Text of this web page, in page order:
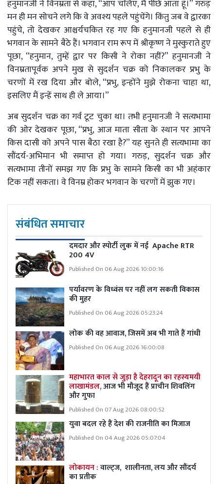
हनुमानजी ने विनम्रता से कहा, “आप चलिए, मैं पीछे आता हूं।” गरुड़
मन ही मन सोचने लगे कि वे अवश्य पहले पहुंचेंगे। किंतु जब वे द्वारका
पहुंचे, तो देखकर आश्चर्यचकित रह गए कि हनुमानजी पहले से ही
भगवान के सामने बैठे हैं। भगवान राम रूप में श्रीकृष्ण ने मुस्कुराते हुए
पूछा, “हनुमान, तुम्हें द्वार पर किसी ने रोका नहीं?” हनुमानजी ने
विनम्रतापूर्वक अपने मुख से सुदर्शन चक्र को निकालकर प्रभु के
चरणों में रख दिया और बोले, “प्रभु, इन्होंने मुझे रोकना चाहा था,
इसलिए मैं इन्हें साथ ही ले आया।”
अब सुदर्शन चक्र का गर्व टूट चुका था। तभी हनुमानजी ने सत्यभामा
की ओर देखकर पूछा, “प्रभु, आज माता सीता के स्थान पर आपने
किस दासी को अपने पास बैठा रखा है?” यह सुनते ही सत्यभामा का
सौंदर्य-अभिमान भी समाप्त हो गया। गरुड़, सुदर्शन चक्र और
सत्यभामा तीनों समझ गए कि प्रभु के सामने किसी का भी अहंकार
टिक नहीं सकता। वे विनम्र होकर भगवान के चरणों में झुक गए।
संबंधित समाचार
दमदार और स्पोर्टी लुक में नई Apache RTR
200 4V
Published On 06 Aug 2026 10:00:16
पर्यावरण के विध्वंस पर नहीं लग सकती विकास
की मुहर
Published On 06 Aug 2026 05:23:24
लोक की वह आवाज, जिसमें अब भी गाते हैं गांधी
Published On 06 Aug 2026 16:00:08
महाभारत काल से जुड़ा है देहरादून का रहस्यमयी
लाखामंडल,आज भी मौजूद हैं प्राचीन शिवलिंग
और गुफा
Published On 07 Aug 2026 08:00:52
युवा बदल रहे हैं देश की राजनीति का मिजाज
Published On 04 Aug 2026 05:07:04
लोकायन :वाल्ट्ज, शालीनता, लय और सौंदर्य
का प्रतीक